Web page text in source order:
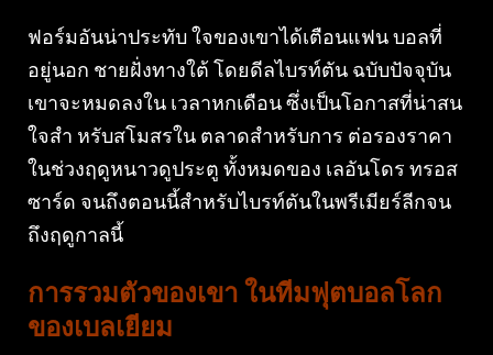
ฟอร์มอันน่าประทับ ใจของเขาได้เตือนแฟน บอลที่
อยู่นอก ชายฝั่งทางใต้ โดยดีลไบรท์ตัน ฉบับปัจจุบัน
เขาจะหมดลงใน เวลาหกเดือน ซึ่งเป็นโอกาสที่น่าสน
ใจสํา หรับสโมสรใน ตลาดสําหรับการ ต่อรองราคา
ในช่วงฤดูหนาวดูประตู ทั้งหมดของ เลอันโดร ทรอส
ซาร์ด จนถึงตอนนี้สําหรับไบรท์ตันในพรีเมียร์ลีกจน
ถึงฤดูกาลนี้
การรวมตัวของเขา ในทีมฟุตบอลโลก
ของเบลเยียม